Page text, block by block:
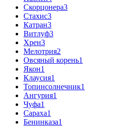
Скорцонера3
Стахис3
Катран3
Витлуф3
Хрен3
Мелотрия2
Овсяный корень1
Якон1
Клаусия1
Топинсолнечник1
Ангурия1
Чуфа1
Сараха1
Бенинказа1